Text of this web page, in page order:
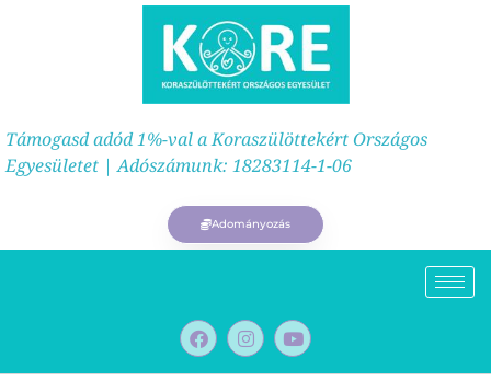
Támogasd adód 1%-val a Koraszülöttekért Országos
Egyesületet | Adószámunk: 18283114-1-06
Adományozás